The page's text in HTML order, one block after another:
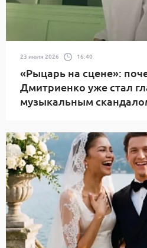
23 июля 2026 16:40
«Рыцарь на сцене»:
Дмитриенко уже стал
музыкальным